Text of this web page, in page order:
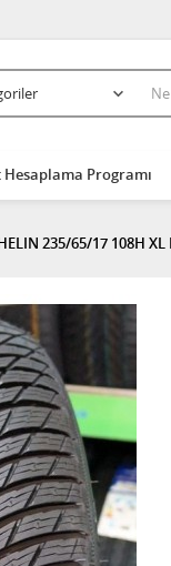
Hesaplama Programı
235/65/17 108H XL